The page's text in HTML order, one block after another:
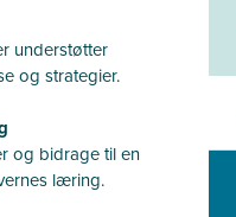
understøtter
og strategier.
og bidrage til en
læring.